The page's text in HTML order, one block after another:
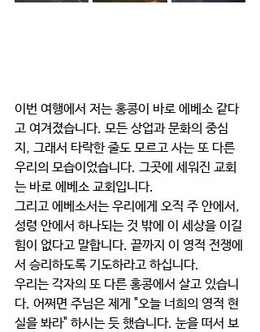
이번 여행에서 저는 홍콩이 바로 에베소 같다
고 여겨졌습니다. 모든 상업과 문화의 중심
지, 그래서 타락한 줄도 모르고 사는 또 다른
우리의 모습이었습니다. 그곳에 세워진 교회
는 바로 에베소 교회입니다.
그리고 에베소서는 우리에게 오직 주 안에서,
성령 안에서 하나되는 것 밖에 이 세상을 이길
힘이 없다고 말합니다. 끝까지 이 영적 전쟁에
서 승리하도록 기도하라고 하십니다.
우리는 각자의 또 다른 홍콩에서 살고 있습니
다. 어쩌면 주님은 제게 "오늘 너희의 영적 현
실을 봐라" 하시는 듯 했습니다. 눈을 떠서 보